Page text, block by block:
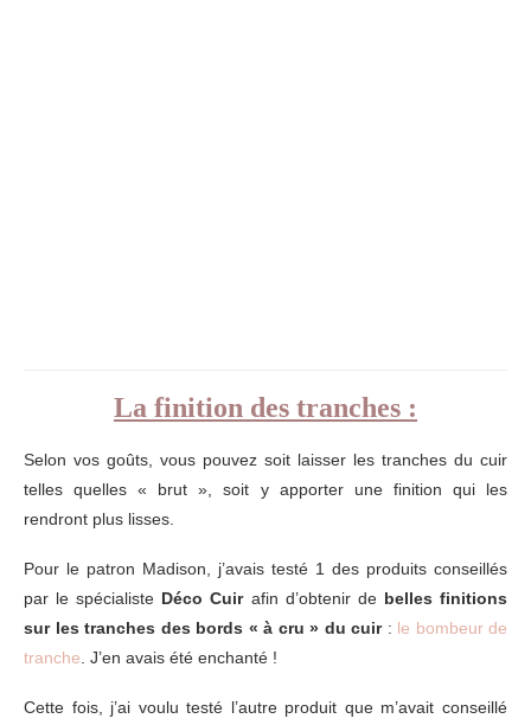
La finition des tranches :
Selon vos goûts, vous pouvez soit laisser les tranches du cuir
telles quelles « brut », soit y apporter une finition qui les
rendront plus lisses.
Pour le patron Madison, j’avais testé 1 des produits conseillés
par le spécialiste Déco Cuirafin d’obtenir de belles finitions
sur les tranches des bords « à cru » du cuir : le bombeur de
tranche . J’en avais été enchanté !
Cette fois, j’ai voulu testé l’autre produit que m’avait conseillé